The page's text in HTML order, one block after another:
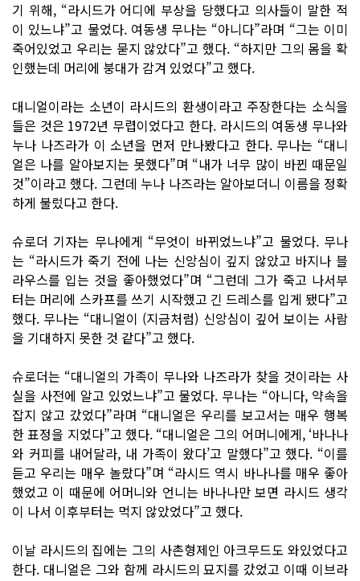
기 위해, “라시드가 어디에 부상을 당했다고 의사들이 말한 적
이 있느냐”고 물었다. 여동생 무나는 “아니다”라며 “그는 이미
죽어있었고 우리는 묻지 않았다”고 했다. “하지만 그의 몸을 확
인했는데 머리에 붕대가 감겨 있었다”고 했다.
대니얼이라는 소년이 라시드의 환생이라고 주장한다는 소식을
들은 것은 1972년 무렵이었다고 한다. 라시드의 여동생 무나와
누나 나즈라가 이 소년을 먼저 만나봤다고 한다. 무나는 “대니
얼은 나를 알아보지는 못했다”며 “내가 너무 많이 바뀐 때문일
것”이라고 했다. 그런데 누나 나즈라는 알아보더니 이름을 정확
하게 불렀다고 한다.
슈로더 기자는 무나에게 “무엇이 바뀌었느냐”고 물었다. 무나
는 “라시드가 죽기 전에 나는 신앙심이 깊지 않았고 바지나 블
라우스를 입는 것을 좋아했었다”며 “그런데 그가 죽고 나서부
터는 머리에 스카프를 쓰기 시작했고 긴 드레스를 입게 됐다”고
했다. 무나는 “대니얼이 (지금처럼) 신앙심이 깊어 보이는 사람
을 기대하지 못한 것 같다”고 했다.
슈로더는 “대니얼의 가족이 무나와 나즈라가 찾을 것이라는 사
실을 사전에 알고 있었느냐”고 물었다. 무나는 “아니다, 약속을
잡지 않고 갔었다”라며 “대니얼은 우리를 보고서는 매우 행복
한 표정을 지었다”고 했다. “대니얼은 그의 어머니에게, ‘바나나
와 커피를 내어달라, 내 가족이 왔다’고 말했다”고 했다. “이를
듣고 우리는 매우 놀랐다”며 “라시드 역시 바나나를 매우 좋아
했었고 이 때문에 어머니와 언니는 바나나만 보면 라시드 생각
이 나서 이후부터는 먹지 않았었다”고 했다.
이날 라시드의 집에는 그의 사촌형제인 아크무드도 와있었다고
한다. 대니얼은 그와 함께 라시드의 묘지를 갔었고 이때 이브라